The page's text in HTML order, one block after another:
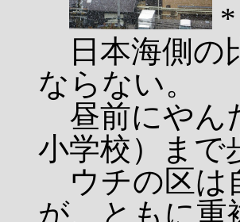
*
日本海側の
ならない。
昼前にやん
小学校）まで
ウチの区は
が、ともに重